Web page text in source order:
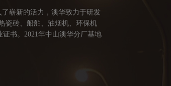
崭新的活力，澳华致力于研发
瓷砖、船舶、油烟机、环保机
书。2021年中山澳华分厂基地
价值观： 1、不断专研高端技